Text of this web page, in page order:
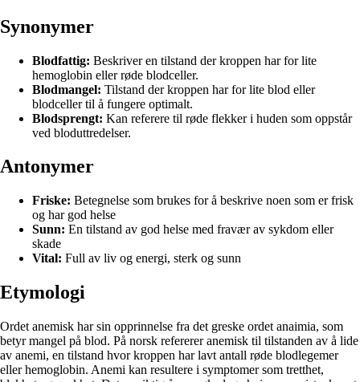
Synonymer
Blodfattig: Beskriver en tilstand der kroppen har for lite
hemoglobin eller røde blodceller.
Blodmangel: Tilstand der kroppen har for lite blod eller
blodceller til å fungere optimalt.
Blodsprengt: Kan referere til røde flekker i huden som oppstår
ved bloduttredelser.
Antonymer
Friske: Betegnelse som brukes for å beskrive noen som er frisk
og har god helse
Sunn: En tilstand av god helse med fravær av sykdom eller
skade
Vital: Full av liv og energi, sterk og sunn
Etymologi
Ordet anemisk har sin opprinnelse fra det greske ordet anaimia, som
betyr mangel på blod. På norsk refererer anemisk til tilstanden av å lide
av anemi, en tilstand hvor kroppen har lavt antall røde blodlegemer
eller hemoglobin. Anemi kan resultere i symptomer som tretthet,